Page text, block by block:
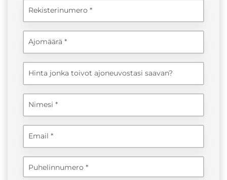
Rekisterinumero
Ajomäärä
Hinta jonka toivot ajoneuvostasi saavan?
Nimesi
Email
Puhelinnumero